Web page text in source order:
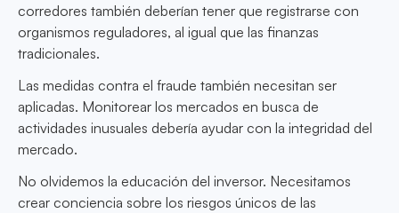
corredores también deberían tener que registrarse con
organismos reguladores, al igual que las finanzas
tradicionales.
Las medidas contra el fraude también necesitan ser
aplicadas. Monitorear los mercados en busca de
actividades inusuales debería ayudar con la integridad del
mercado.
No olvidemos la educación del inversor. Necesitamos
crear conciencia sobre los riesgos únicos de las